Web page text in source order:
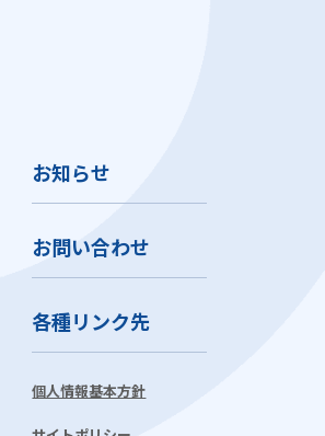
お知らせ
お問い合わせ
各種リンク先
個人情報基本方針